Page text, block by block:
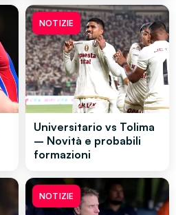
NOTIZIE
Universitario vs Tolima
– Novità e probabili
formazioni
NOTIZIE